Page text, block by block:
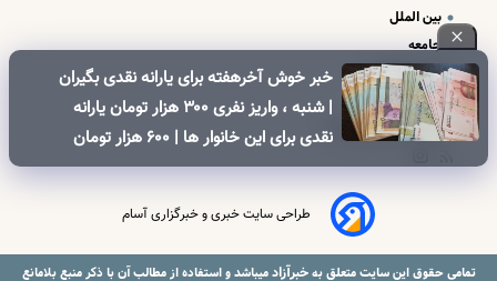
خبر خوش آخرهفته برای یارانه نقدی بگیران
| شنبه ، واریز نفری ۳۰۰ هزار تومان یارانه
نقدی برای این خانوار ها | ۶۰۰ هزار تومان
کالابرگ برای خانوارهای دارای فرزند
بین الملل
جامعه
علم و فناوری
درباره ما
تبلیغات و تماس با ما
طراحی سایت خبری و خبرگزاری آسام
تمامی حقوق این سایت متعلق بهخبرآزادمیباشد و استفاده از مطالب آن با ذکر منبع بلامانع